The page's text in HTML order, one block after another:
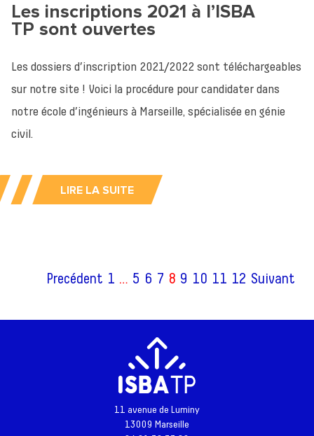
Les inscriptions 2021 à l’ISBA
TP sont ouvertes
Les dossiers d’inscription 2021/2022 sont téléchargeables
sur notre site ! Voici la procédure pour candidater dans
notre école d’ingénieurs à Marseille, spécialisée en génie
civil.
LIRE LA SUITE
Precédent 1 … 5 6 7 8 9 10 11 12 Suivant
11 avenue de Luminy
13009 Marseille